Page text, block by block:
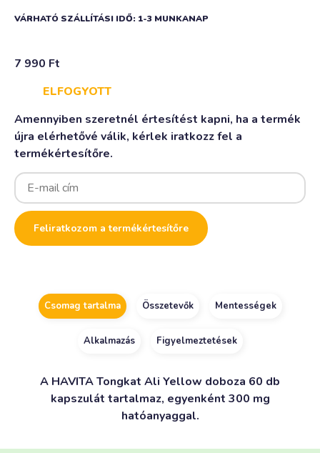
VÁRHATÓ SZÁLLÍTÁSI IDŐ: 1-3 MUNKANAP
7 990 Ft
ELFOGYOTT
Amennyiben szeretnél értesítést kapni, ha a termék
újra elérhetővé válik, kérlek iratkozz fel a
termékértesítőre.
Enter
your
email
address
to
join
the
product
Feliratkozom a termékértesítőre
Csomag tartalma Összetevők Mentességek
Alkalmazás Figyelmeztetések
A HAVITA Tongkat Ali Yellow doboza 60 db
kapszulát tartalmaz, egyenként 300 mg
hatóanyaggal.